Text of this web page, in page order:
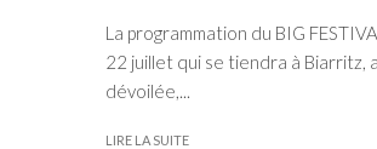
La programmation du BIG
22 juillet qui se tiendra à Biarritz,
dévoilée,...
LIRE LA SUITE